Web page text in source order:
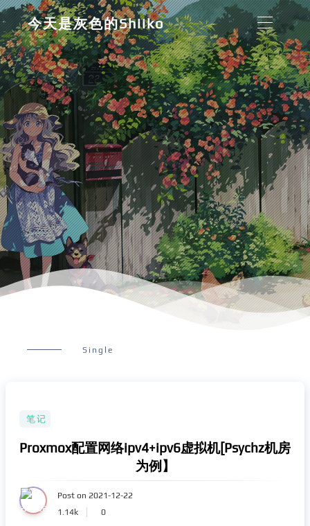
今天是灰色的Shiiko
Single
笔记
Proxmox配置网络ipv4+ipv6虚拟机[Psychz机房
为例】
Post on 2021-12-22
1.14k
0